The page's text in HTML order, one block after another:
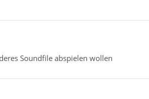
Soundfile abspielen wollen